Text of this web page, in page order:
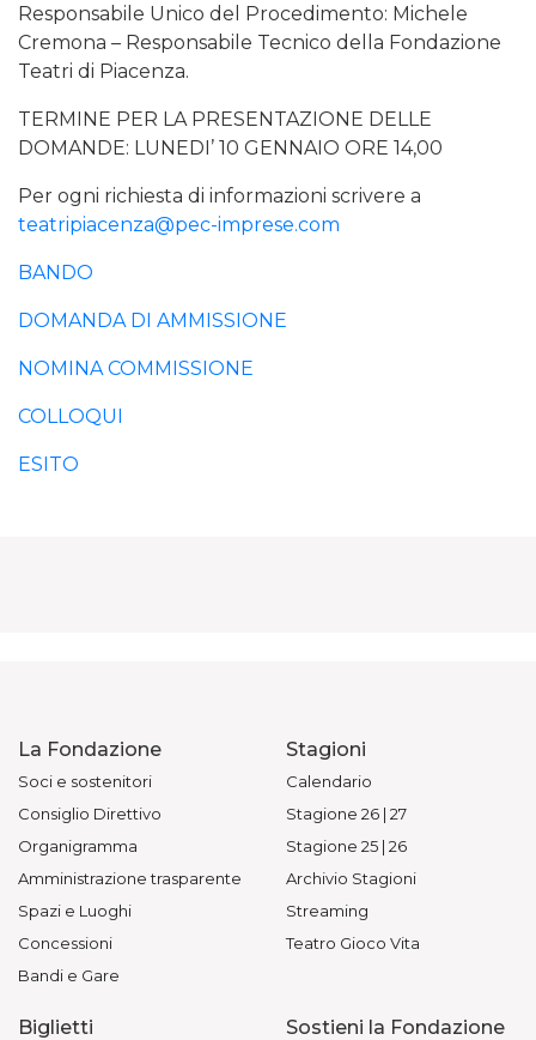
Responsabile Unico del Procedimento: Michele
Cremona – Responsabile Tecnico della Fondazione
Teatri di Piacenza.
TERMINE PER LA PRESENTAZIONE DELLE
DOMANDE: LUNEDI’ 10 GENNAIO ORE 14,00
Per ogni richiesta di informazioni scrivere a
teatripiacenza@pec-imprese.com
BANDO
DOMANDA DI AMMISSIONE
NOMINA COMMISSIONE
COLLOQUI
ESITO
La Fondazione
Soci e sostenitori
Consiglio Direttivo
Organigramma
Amministrazione trasparente
Spazi e Luoghi
Concessioni
Bandi e Gare
Stagioni
Calendario
Stagione 26 | 27
Stagione 25 | 26
Archivio Stagioni
Streaming
Teatro Gioco Vita
Biglietti Sostieni la Fondazione